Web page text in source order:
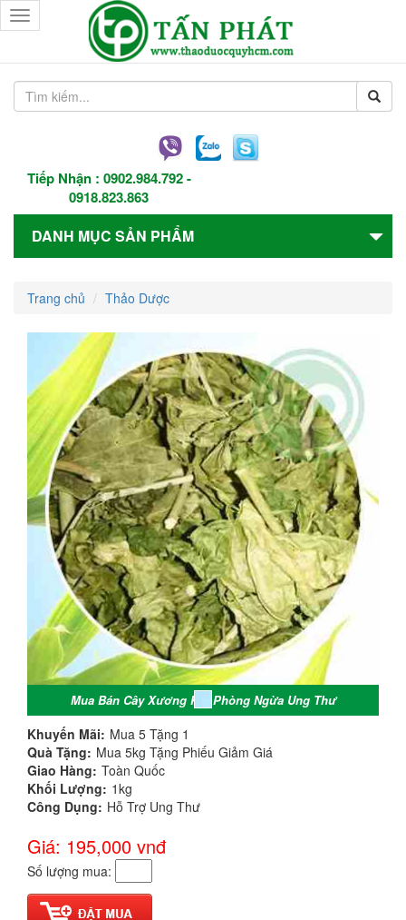
Tiếp Nhận : 0902.984.792-
0918.823.863
Toggle
navigation
DANH MỤC SẢN PHẨM
Trang chủ Thảo Dược
Mua Bán Cây Xương Khỉ Phòng Ngừa Ung Thư
Khuyến Mãi: Mua 5 Tặng 1
Quà Tặng: Mua 5kg Tặng Phiếu Giảm Giá
Giao Hàng: Toàn Quốc
Khối Lượng: 1kg
Công Dụng: Hỗ Trợ Ung Thư
Giá: 195,000 vnđ
Số lượng mua: